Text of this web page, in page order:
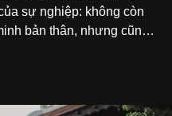
sự nghiệp: không còn
bản thân, nhưng cũng
đến hành trình trở lại
Anh tiếp tục học hỏi, trau